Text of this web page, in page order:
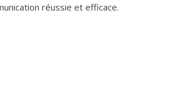
réussie et efficace.